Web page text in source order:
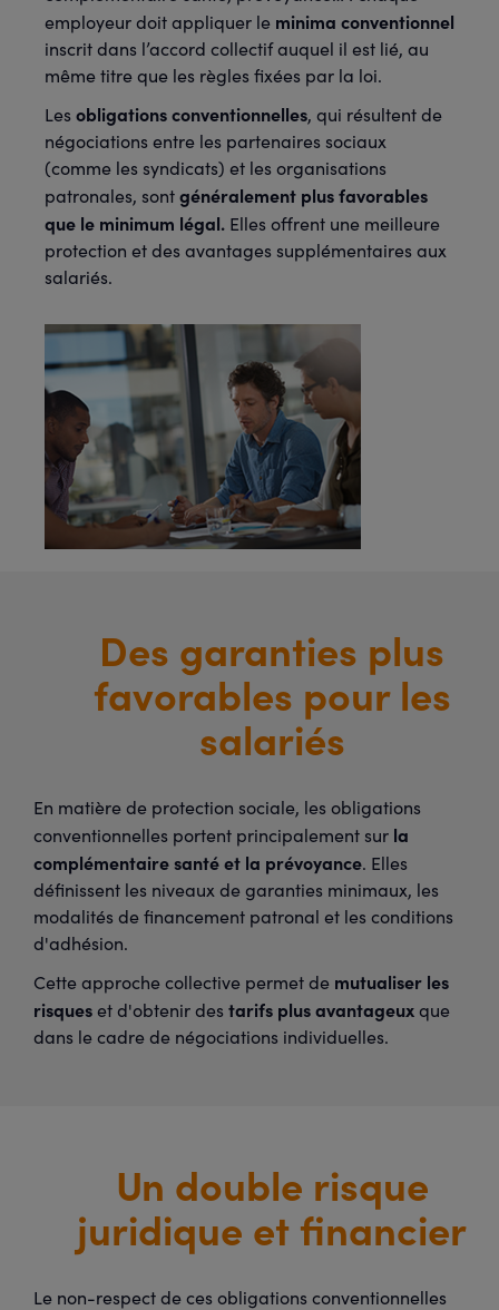
employeur doit appliquer le minima conventionnel
inscritdans l’accord collectif auquel il est lié, au
même titre que les règles fixées par la loi.
Lesobligations conventionnelles, qui résultent de
négociations entre les partenaires sociaux
(comme les syndicats) et les organisations
patronales, sontgénéralement plus favorables
que le minimum légal. Elles offrent une meilleure
protection et des avantages supplémentaires aux
salariés.
Des garanties plus
favorables pour les
salariés
En matière de protection sociale, les obligations
conventionnelles portent principalement sur la
complémentaire santé et la prévoyance. Elles
définissent les niveaux de garanties minimaux, les
modalités de financement patronal et les conditions
d'adhésion.
Cette approche collective permet de mutualiser les
risqueset d'obtenir destarifs plus avantageux que
dans le cadre de négociations individuelles.
Un double risque
juridique et financier
Le non-respect de ces obligations conventionnelles